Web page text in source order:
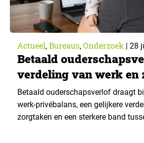
Actueel, Bureaus, Onderzoek | 28
Betaald
verdeling van werk en
gelijker
Betaald ouderschapsverlof draagt
werk-privébalans, een gelijkere
zorgtaken en een sterkere band